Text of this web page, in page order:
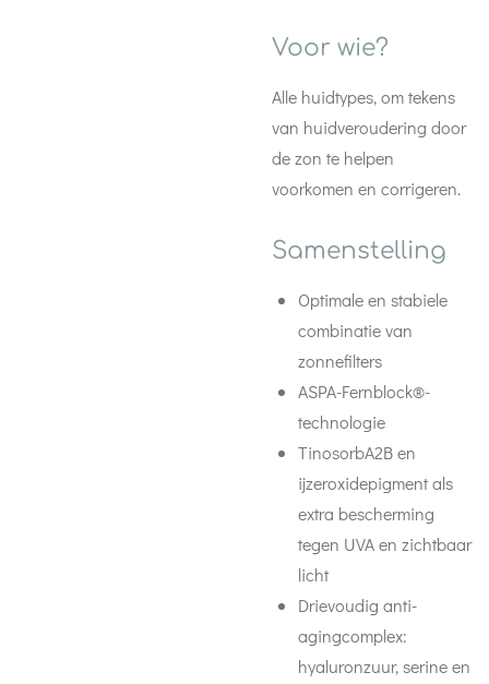
Voor wie?
Alle huidtypes, om tekens
van huidveroudering door
de zon te helpen
voorkomen en corrigeren.
Samenstelling
Optimale en stabiele
combinatie van
zonnefilters
ASPA-Fernblock®-
technologie
TinosorbA2B en
ijzeroxidepigment als
extra bescherming
tegen UVA en zichtbaar
licht
Drievoudig anti-
agingcomplex:
hyaluronzuur, serine en